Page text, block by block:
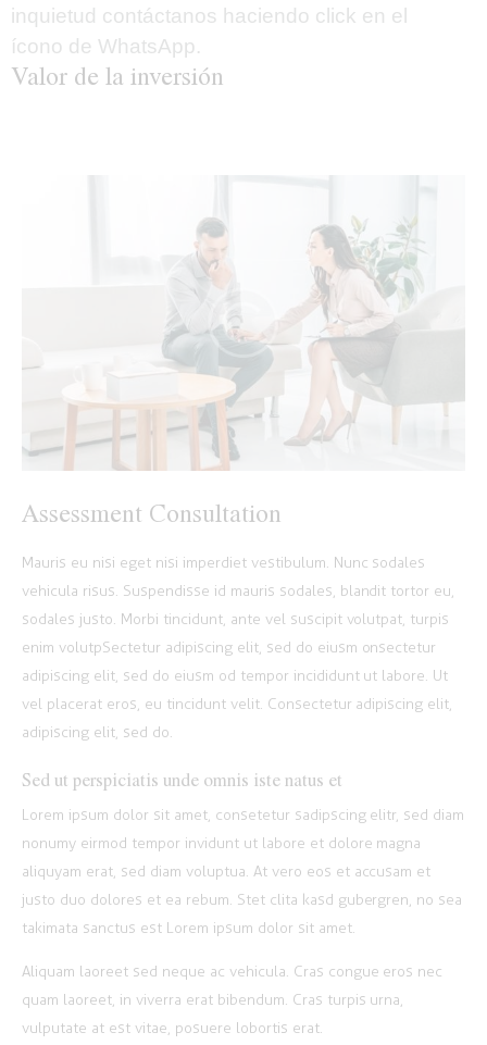
inquietud contáctanos haciendo click en el
ícono de WhatsApp.
Valor de la inversión
Assessment Consultation
Mauris eu nisi eget nisi imperdiet vestibulum. Nunc sodales
vehicula risus. Suspendisse id mauris sodales, blandit tortor eu,
sodales justo. Morbi tincidunt, ante vel suscipit volutpat, turpis
enim volutpSectetur adipiscing elit, sed do eiusm onsectetur
adipiscing elit, sed do eiusm od tempor incididunt ut labore. Ut
vel placerat eros, eu tincidunt velit. Consectetur adipiscing elit,
adipiscing elit, sed do.
Sed ut perspiciatis unde omnis iste natus et
Lorem ipsum dolor sit amet, consetetur sadipscing elitr, sed diam
nonumy eirmod tempor invidunt ut labore et dolore magna
aliquyam erat, sed diam voluptua. At vero eos et accusam et
justo duo dolores et ea rebum. Stet clita kasd gubergren, no sea
takimata sanctus est Lorem ipsum dolor sit amet.
Aliquam laoreet sed neque ac vehicula. Cras congue eros nec
quam laoreet, in viverra erat bibendum. Cras turpis urna,
vulputate at est vitae, posuere lobortis erat.